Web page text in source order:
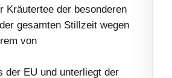
Kräutertee der besonderen
gesamten Stillzeit wegen
von
der EU und unterliegt der